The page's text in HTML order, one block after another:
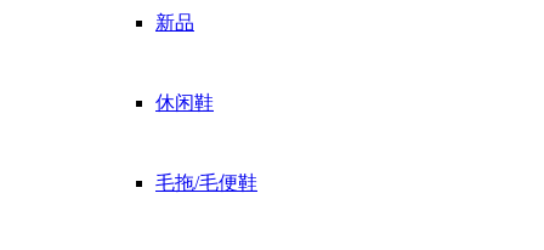
新品
休闲鞋
毛拖/毛便鞋